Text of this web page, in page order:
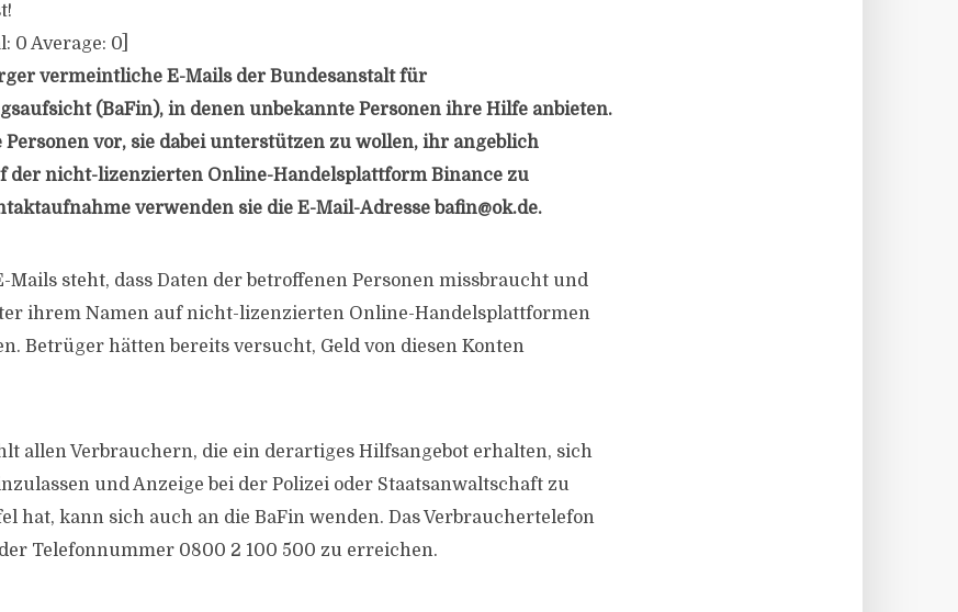
0 Average: 0
vermeintliche E-Mails der Bundesanstalt für
(BaFin), in denen unbekannte Personen ihre Hilfe anbieten.
Personen vor, sie dabei unterstützen zu wollen, ihr angeblich
der nicht-lizenzierten Online-Handelsplattform Binance zu
verwenden sie die E-Mail-Adresse bafin@ok.de.
Mails steht, dass Daten der betroffenen Personen missbraucht und
ihrem Namen auf nicht-lizenzierten Online-Handelsplattformen
Betrüger hätten bereits versucht, Geld von diesen Konten
allen Verbrauchern, die ein derartiges Hilfsangebot erhalten, sich
und Anzeige bei der Polizei oder Staatsanwaltschaft zu
hat, kann sich auch an die BaFin wenden. Das Verbrauchertelefon
Telefonnummer 0800 2 100 500 zu erreichen.